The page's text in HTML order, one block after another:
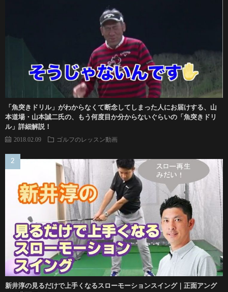
「魚突きドリル」がわからなくて断念してしまった人にお届けする、山
本道場・山本誠二氏の、もう何度目か分からないぐらいの「魚突きドリ
ル」詳細解説！
2018.02.09 ゴルフのレッスン動画
新井淳の見るだけで上手くなるスローモーションスイング｜正面アング